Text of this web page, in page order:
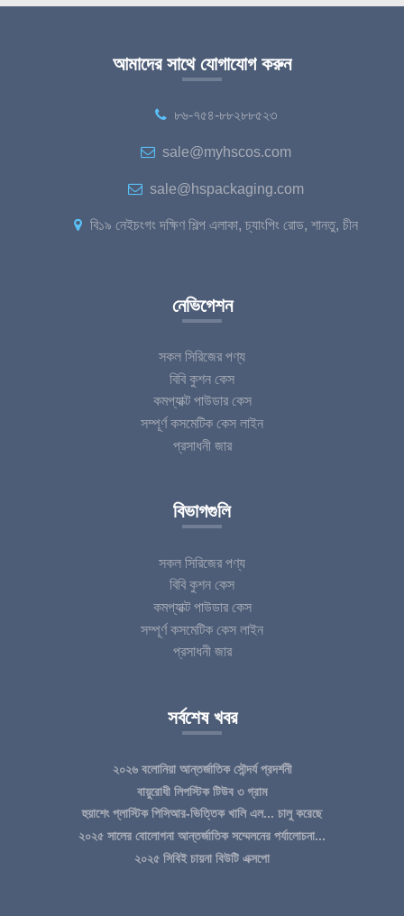
আমাদের সাথে যোগাযোগ করুন
৮৬-৭৫৪-৮৮২৮৮৫২৩
sale@myhscos.com
sale@hspackaging.com
বি১৯ নেইচংগং দক্ষিণ শিল্প এলাকা, চ্যাংপিং রোড, শানতু, চীন
নেভিগেশন
সকল সিরিজের পণ্য
বিবি কুশন কেস
কমপ্যাক্ট পাউডার কেস
সম্পূর্ণ কসমেটিক কেস লাইন
প্রসাধনী জার
বিভাগগুলি
সকল সিরিজের পণ্য
বিবি কুশন কেস
কমপ্যাক্ট পাউডার কেস
সম্পূর্ণ কসমেটিক কেস লাইন
প্রসাধনী জার
সর্বশেষ খবর
২০২৬ বলোনিয়া আন্তর্জাতিক সৌন্দর্য প্রদর্শনী
বায়ুরোধী লিপস্টিক টিউব ৩ গ্রাম
হুয়াশেং প্লাস্টিক পিসিআর-ভিত্তিক খালি এল... চালু করেছে
২০২৫ সালের বোলোগনা আন্তর্জাতিক সম্মেলনের পর্যালোচনা...
২০২৫ সিবিই চায়না বিউটি এক্সপো